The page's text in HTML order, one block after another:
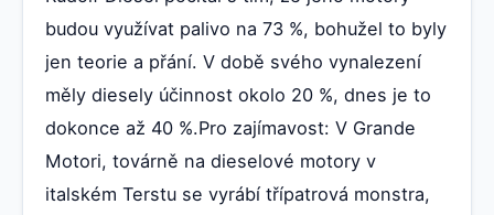
budou využívat palivo na 73 %, bohužel to byly
jen teorie a přání. V době svého vynalezení
měly diesely účinnost okolo 20 %, dnes je to
dokonce až 40 %.Pro zajímavost: V Grande
Motori, továrně na dieselové motory v
italském Terstu se vyrábí třípatrová monstra,